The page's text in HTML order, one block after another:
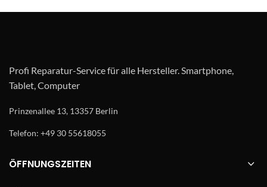
Profi Reparatur-Service für alle Hersteller. Smartphone,
Tablet, Computer
Prinzenallee 13, 13357 Berlin
Telefon: +49 30 55618055
ÖFFNUNGSZEITEN